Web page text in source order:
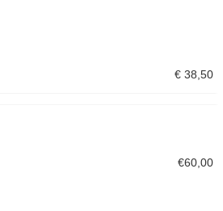
€ 38,50
€60,00